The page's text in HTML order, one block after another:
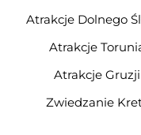
Atrakcje Dolnego
Atrakcje
Atrakcje Gruzji
Zwiedzanie